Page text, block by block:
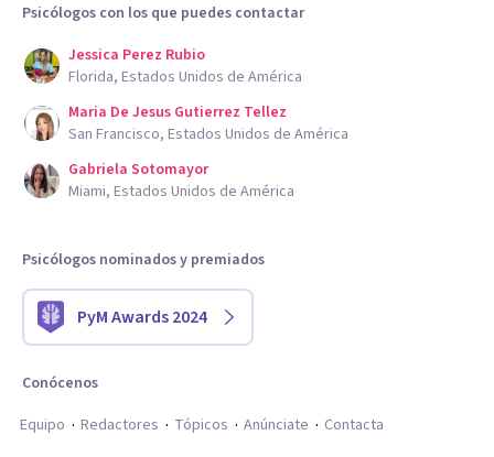
Psicólogos con los que puedes contactar
Jessica Perez Rubio
Florida, Estados Unidos de América
Maria De Jesus Gutierrez Tellez
San Francisco, Estados Unidos de América
Gabriela Sotomayor
Miami, Estados Unidos de América
Psicólogos nominados y premiados
PyM Awards 2024
Conócenos
Equipo
Redactores Tópicos Anúnciate Contacta